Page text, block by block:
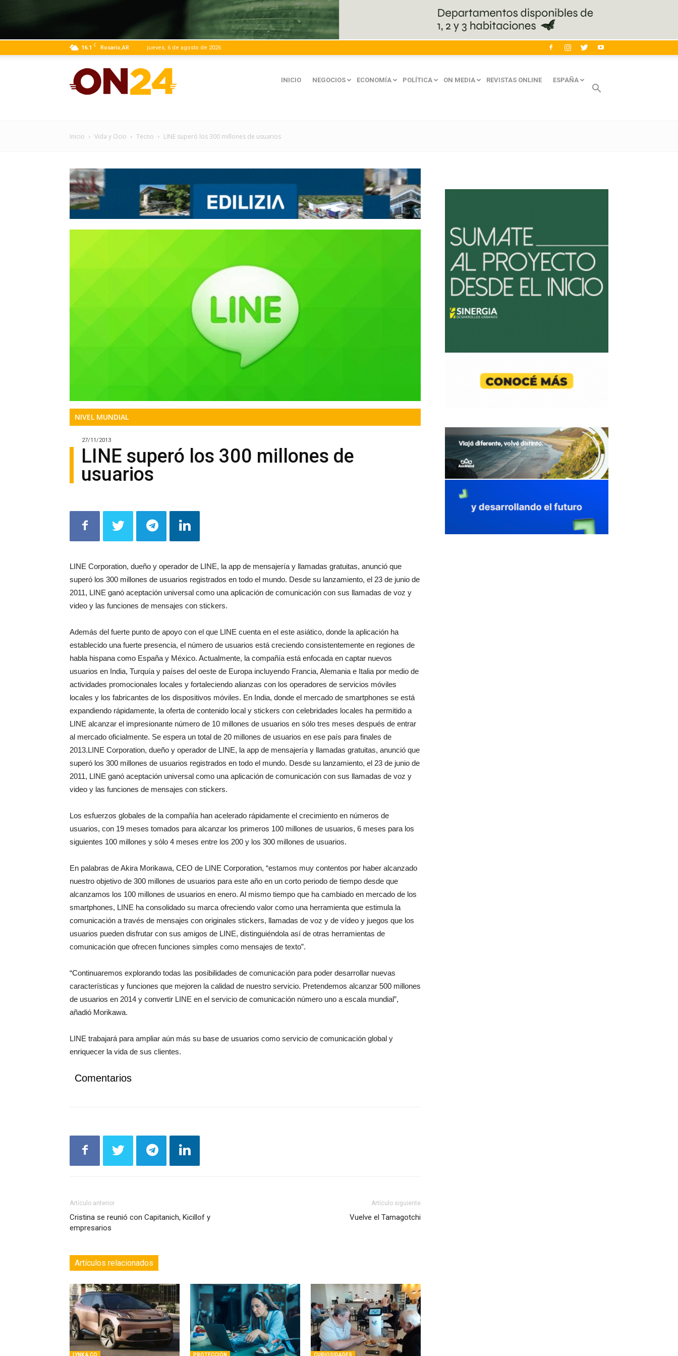
16.1 C Rosario,AR jueves, 6 de agosto de 2026
|
Periodismo
en
serio
INICIO NEGOCIOS ECONOMÍA POLÍTICA ON MEDIA REVISTAS ONLINE ESPAÑA
Inicio Vida y Ocio Tecno LINE superó los 300 millones de usuarios
NIVEL MUNDIAL
27/11/2013
LINE superó los 300 millones de
usuarios
LINE Corporation, dueño y operador de LINE, la app de mensajería y llamadas gratuitas, anunció que
superó los 300 millones de usuarios registrados en todo el mundo. Desde su lanzamiento, el 23 de junio de
2011, LINE ganó aceptación universal como una aplicación de comunicación con sus llamadas de voz y
video y las funciones de mensajes con stickers.
Además del fuerte punto de apoyo con el que LINE cuenta en el este asiático, donde la aplicación ha
establecido una fuerte presencia, el número de usuarios está creciendo consistentemente en regiones de
habla hispana como España y México. Actualmente, la compañía está enfocada en captar nuevos
usuarios en India, Turquía y países del oeste de Europa incluyendo Francia, Alemania e Italia por medio de
actividades promocionales locales y fortaleciendo alianzas con los operadores de servicios móviles
locales y los fabricantes de los dispositivos móviles. En India, donde el mercado de smartphones se está
expandiendo rápidamente, la oferta de contenido local y stickers con celebridades locales ha permitido a
LINE alcanzar el impresionante número de 10 millones de usuarios en sólo tres meses después de entrar
al mercado oficialmente. Se espera un total de 20 millones de usuarios en ese país para finales de
2013.LINE Corporation, dueño y operador de LINE, la app de mensajería y llamadas gratuitas, anunció que
superó los 300 millones de usuarios registrados en todo el mundo. Desde su lanzamiento, el 23 de junio de
2011, LINE ganó aceptación universal como una aplicación de comunicación con sus llamadas de voz y
video y las funciones de mensajes con stickers.
Los esfuerzos globales de la compañía han acelerado rápidamente el crecimiento en números de
usuarios, con 19 meses tomados para alcanzar los primeros 100 millones de usuarios, 6 meses para los
siguientes 100 millones y sólo 4 meses entre los 200 y los 300 millones de usuarios.
En palabras de Akira Morikawa, CEO de LINE Corporation, “estamos muy contentos por haber alcanzado
nuestro objetivo de 300 millones de usuarios para este año en un corto periodo de tiempo desde que
alcanzamos los 100 millones de usuarios en enero. Al mismo tiempo que ha cambiado en mercado de los
smartphones, LINE ha consolidado su marca ofreciendo valor como una herramienta que estimula la
comunicación a través de mensajes con originales stickers, llamadas de voz y de vídeo y juegos que los
usuarios pueden disfrutar con sus amigos de LINE, distinguiéndola así de otras herramientas de
comunicación que ofrecen funciones simples como mensajes de texto”.
“Continuaremos explorando todas las posibilidades de comunicación para poder desarrollar nuevas
características y funciones que mejoren la calidad de nuestro servicio. Pretendemos alcanzar 500 millones
de usuarios en 2014 y convertir LINE en el servicio de comunicación número uno a escala mundial”,
añadió Morikawa.
LINE trabajará para ampliar aún más su base de usuarios como servicio de comunicación global y
enriquecer la vida de sus clientes.
Comentarios
Artículo anterior
Cristina se reunió con Capitanich, Kicillof y
empresarios
Artículo siguiente
Vuelve el Tamagotchi
Artículos relacionados
LYNK & CO PROTECCIÒN CURIOSIDADES